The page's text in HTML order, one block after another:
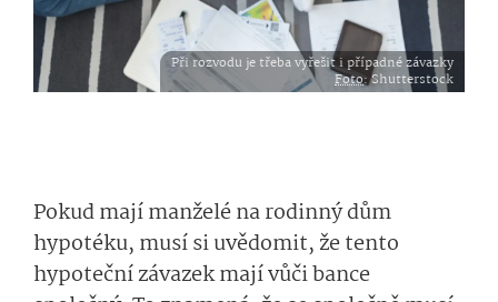
Při rozvodu je třeba vyřešit i případné závazky
Foto: Shutterstock
Pokud mají manželé na rodinný dům
hypotéku, musí si uvědomit, že tento
hypoteční závazek mají vůči bance